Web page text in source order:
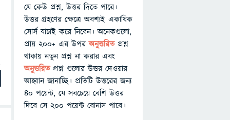
যে কেউ প্রশ্ন, উত্তর দিতে পারে।
উত্তর গ্রহণের ক্ষেত্রে অবশ্যই একাধিক
সোর্স যাচাই করে নিবেন। অনেকগুলো,
প্রায় ২০০+ এর উপরঅনুত্তরিতপ্রশ্ন
থাকায় নতুন প্রশ্ন না করার এবং
অনুত্তরিত প্রশ্ন গুলোর উত্তর দেওয়ার
আহ্বান জানাচ্ছি। প্রতিটি উত্তরের জন্য
৪০ পয়েন্ট, যে সবচেয়ে বেশি উত্তর
দিবে সে ২০০ পয়েন্ট বোনাস পাবে।